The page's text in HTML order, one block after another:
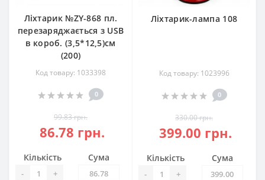
Ліхтарик №ZY-868 пл.
перезаряджається з USB
в короб. (3,5*12,5)см
(200)
Код товару: 1033398
0
99.83 грн.
86.78 грн.
Кількість
- +
Сума
Ліхтарик-лампа 108
Код товару: 1023996
0
330.00 грн.
399.00 грн.
Кількість
- +
Сума